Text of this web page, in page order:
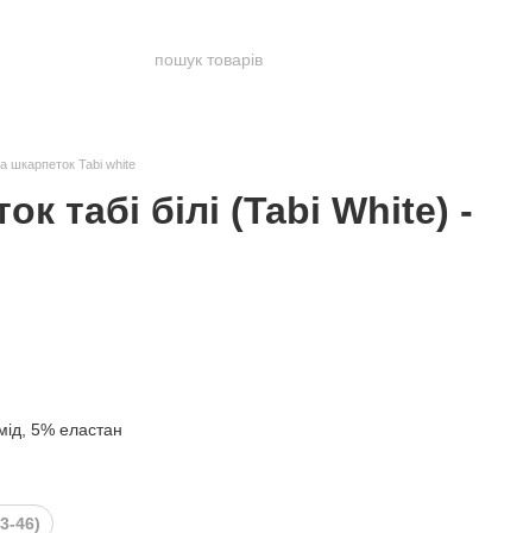
шкарпеток Tabi white
табі білі (Tabi White) -
5% еластан
46)